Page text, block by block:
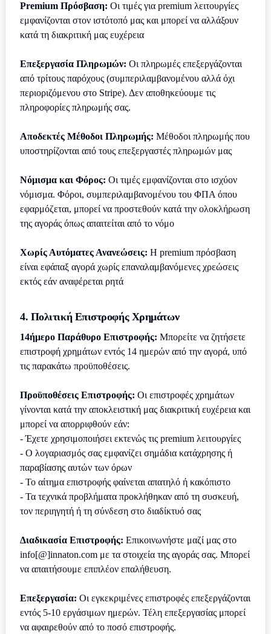
Premium Πρόσβαση: Οι τιμές για premium λειτουργίες
εμφανίζονται στον ιστότοπό μας και μπορεί να αλλάξουν
κατά τη διακριτική μας ευχέρεια
Επεξεργασία Πληρωμών: Οι πληρωμές επεξεργάζονται
από τρίτους παρόχους (συμπεριλαμβανομένου αλλά όχι
περιοριζόμενου στο Stripe). Δεν αποθηκεύουμε τις
πληροφορίες πληρωμής σας.
Αποδεκτές Μέθοδοι Πληρωμής: Μέθοδοι πληρωμής που
υποστηρίζονται από τους επεξεργαστές πληρωμών μας
Νόμισμα και Φόρος: Οι τιμές εμφανίζονται στο ισχύον
νόμισμα. Φόροι, συμπεριλαμβανομένου του ΦΠΑ όπου
εφαρμόζεται, μπορεί να προστεθούν κατά την ολοκλήρωση
της αγοράς όπως απαιτείται από το νόμο
Χωρίς Αυτόματες Ανανεώσεις: Η premium πρόσβαση
είναι εφάπαξ αγορά χωρίς επαναλαμβανόμενες χρεώσεις
εκτός εάν αναφέρεται ρητά
4. Πολιτική Επιστροφής Χρημάτων
14ήμερο Παράθυρο Επιστροφής: Μπορείτε να ζητήσετε
επιστροφή χρημάτων εντός 14 ημερών από την αγορά, υπό
τις παρακάτω προϋποθέσεις.
Προϋποθέσεις Επιστροφής: Οι επιστροφές χρημάτων
γίνονται κατά την αποκλειστική μας διακριτική ευχέρεια και
μπορεί να απορριφθούν εάν:
- Έχετε χρησιμοποιήσει εκτενώς τις premium λειτουργίες
- Ο λογαριασμός σας εμφανίζει σημάδια κατάχρησης ή
παραβίασης αυτών των όρων
- Το αίτημα επιστροφής φαίνεται απατηλό ή κακόπιστο
- Τα τεχνικά προβλήματα προκλήθηκαν από τη συσκευή,
τον περιηγητή ή τη σύνδεση στο διαδίκτυό σας
Διαδικασία Επιστροφής: Επικοινωνήστε μαζί μας στο
info[@]innaton.com με τα στοιχεία της αγοράς σας. Μπορεί
να απαιτήσουμε επιπλέον επαλήθευση.
Επεξεργασία: Οι εγκεκριμένες επιστροφές επεξεργάζονται
εντός 5-10 εργάσιμων ημερών. Τέλη επεξεργασίας μπορεί
να αφαιρεθούν από το ποσό επιστροφής.